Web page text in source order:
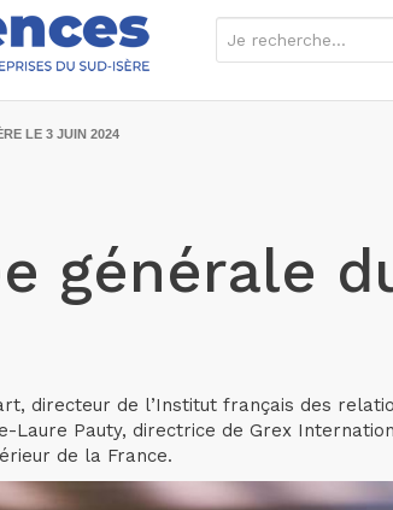
LE 3 JUIN 2024
générale
directeur de l’Institut français des
Laure Pauty, directrice de Grex
de la France.